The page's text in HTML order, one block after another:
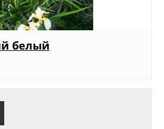
белый